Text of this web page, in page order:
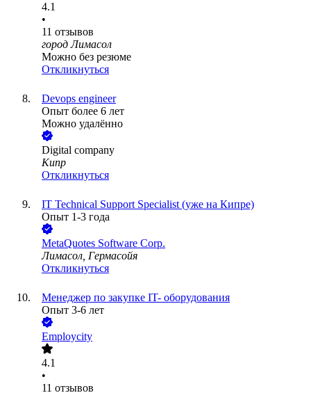
4.1
•
11 отзывов
город Лимасол
Можно без резюме
Откликнуться
Devops engineer
Опыт более 6 лет
Можно удалённо
Digital company
Кипр
Откликнуться
IT Technical Support Specialist (уже на Кипре)
Опыт 1-3 года
MetaQuotes Software Corp.
Лимасол, Гермасойя
Откликнуться
Менеджер по закупке IT- оборудования
Опыт 3-6 лет
Employcity
4.1
•
11 отзывов